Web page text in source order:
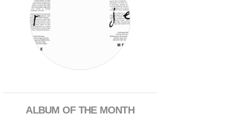
ALBUM OF THE MONTH